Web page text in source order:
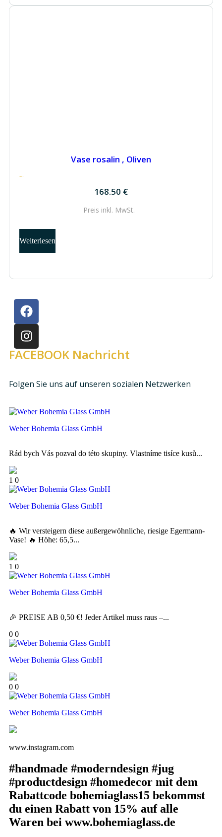
Vase rosalin , Oliven
168.50 €
168.50 €
Preis inkl. MwSt.
Weiterlesen
FACEBOOK Nachricht
Folgen Sie uns auf unseren sozialen Netzwerken
Weber Bohemia Glass GmbH
Rád bych Vás pozval do této skupiny. Vlastníme tisíce kusů...
1 0
Weber Bohemia Glass GmbH
🔥 Wir versteigern diese außergewöhnliche, riesige Egermann-
Vase! 🔥 Höhe: 65,5...
1 0
Weber Bohemia Glass GmbH
🎉 PREISE AB 0,50 €! Jeder Artikel muss raus –...
0 0
Weber Bohemia Glass GmbH
0 0
Weber Bohemia Glass GmbH
www.instagram.com
#handmade #moderndesign #jug
#productdesign #homedecor mit dem
Rabattcode bohemiaglass15 bekommst
du einen Rabatt von 15% auf alle
Waren bei www.bohemiaglass.de